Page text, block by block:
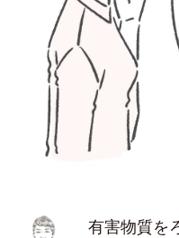
有害物質を